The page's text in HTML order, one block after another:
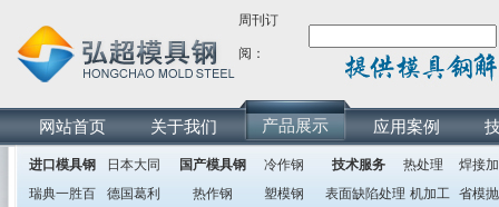
周刊订
阅：
网站首页 关于我们 产品展示 应用案例
进口模具钢
日本大同
瑞典一胜百
德国葛利
国产模具钢
冷作钢
热作钢
塑模钢
技术服务 热处理
焊接
表面缺陷处理 机加工 省模